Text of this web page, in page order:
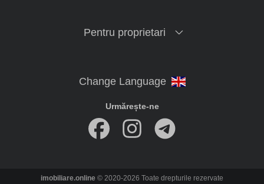
Pentru proprietari
Urmărește-ne
imobiliare.online © 2020-2026 Toate drepturile rezervate